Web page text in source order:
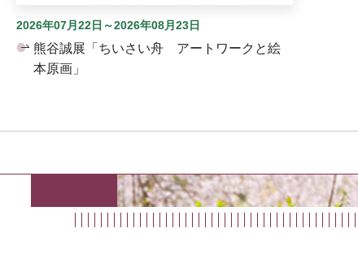
2026年07月22日～2026年08月23日
熊谷誠展「ちいさい舟 アートワークと絵
本原画」